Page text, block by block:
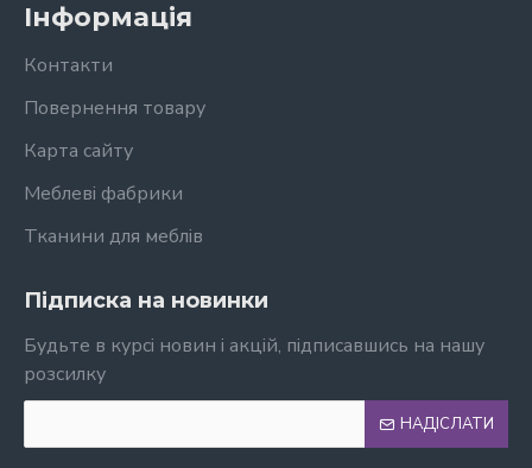
Інформація
Контакти
Повернення товару
Карта сайту
Меблеві фабрики
Тканини для меблів
Підписка на новинки
Будьте в курсі новин і акцій, підписавшись на нашу
розсилку
НАДІСЛАТИ